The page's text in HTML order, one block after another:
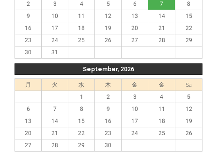
2
3 4 5 6 7
8
9
10 11 12 13 14
15
16
17 18 19 20 21
22
23
24 25 26 27 28
29
30
31
September, 2026
月 火 水 木 金 金
Sa
1
2 3 4
5
6
7 8 9 10 11
12
13
14 15 16 17 18
19
20
21 22 23 24 25
26
27
28 29 30